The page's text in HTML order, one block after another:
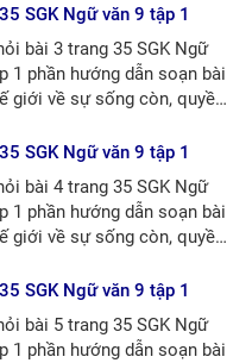
SGK Ngữ văn 9 tập 1
bài 3 trang 35 SGK Ngữ
1 phần hướng dẫn soạn bài
giới về sự sống còn, quyền
SGK Ngữ văn 9 tập 1
bài 4 trang 35 SGK Ngữ
1 phần hướng dẫn soạn bài
giới về sự sống còn, quyền
SGK Ngữ văn 9 tập 1
bài 5 trang 35 SGK Ngữ
1 phần hướng dẫn soạn bài